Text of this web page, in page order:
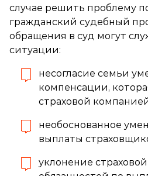
случае решить проблему
гражданский судебный
обращения в суд могут
ситуации:
несогласие семьи
компенсации,
страховой
необоснованное
выплаты
уклонение